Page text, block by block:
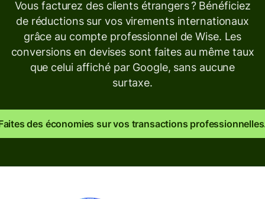
Vous facturez des clients étrangers ? Bénéficiez
de réductions sur vos virements internationaux
grâce au compte professionnel de Wise. Les
conversions en devises sont faites au même taux
que celui affiché par Google, sans aucune
surtaxe.
des économies sur vos transactions